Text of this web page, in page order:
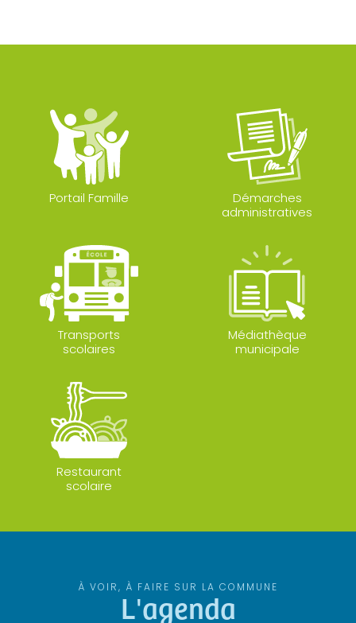
Portail Famille
Démarches
administratives
Transports
scolaires
Médiathèque
municipale
Restaurant
scolaire
À VOIR, À FAIRE SUR LA COMMUNE
L'agenda